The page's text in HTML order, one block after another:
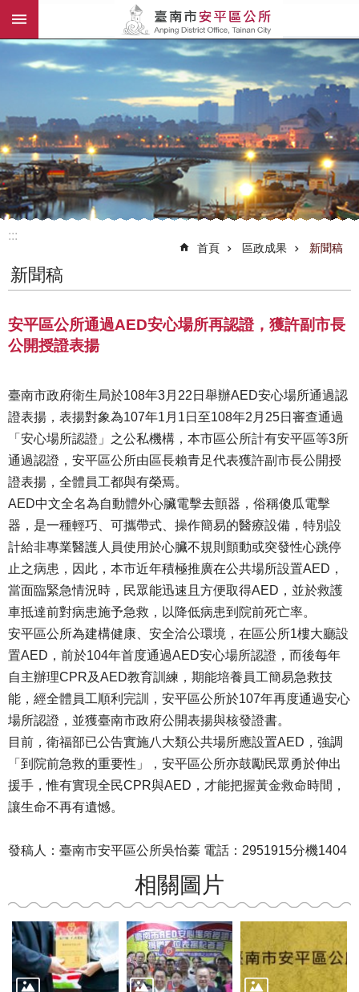
跳到主要內容區塊
:::
首頁 區政成果 新聞稿
新聞稿
安平區公所通過AED安心場所再認證，獲許副市長
公開授證表揚
臺南市政府衛生局於108年3月22日舉辦AED安心場所通過認
證表揚，表揚對象為107年1月1日至108年2月25日審查通過
「安心場所認證」之公私機構，本市區公所計有安平區等3所
通過認證，安平區公所由區長賴青足代表獲許副市長公開授
證表揚，全體員工都與有榮焉。
AED中文全名為自動體外心臟電擊去顫器，俗稱傻瓜電擊
器，是一種輕巧、可攜帶式、操作簡易的醫療設備，特別設
計給非專業醫護人員使用於心臟不規則顫動或突發性心跳停
止之病患，因此，本市近年積極推廣在公共場所設置AED，
當面臨緊急情況時，民眾能迅速且方便取得AED，並於救護
車抵達前對病患施予急救，以降低病患到院前死亡率。
安平區公所為建構健康、安全洽公環境，在區公所1樓大廳設
置AED，前於104年首度通過AED安心場所認證，而後每年
自主辦理CPR及AED教育訓練，期能培養員工簡易急救技
能，經全體員工順利完訓，安平區公所於107年再度通過安心
場所認證，並獲臺南市政府公開表揚與核發證書。
目前，衛福部已公告實施八大類公共場所應設置AED，強調
「到院前急救的重要性」，安平區公所亦鼓勵民眾勇於伸出
援手，惟有實現全民CPR與AED，才能把握黃金救命時間，
讓生命不再有遺憾。
發稿人：臺南市安平區公所吳怡蓁 電話：2951915分機1404
相關圖片